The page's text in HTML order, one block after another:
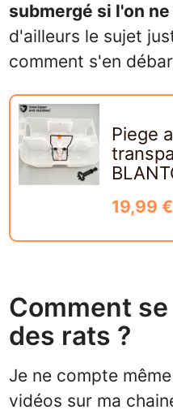
submergé si l'on
d'ailleurs le sujet
comment s'en
Piege
19,99 €
Comment
des rats ?
Je ne compte
vidéos sur ma